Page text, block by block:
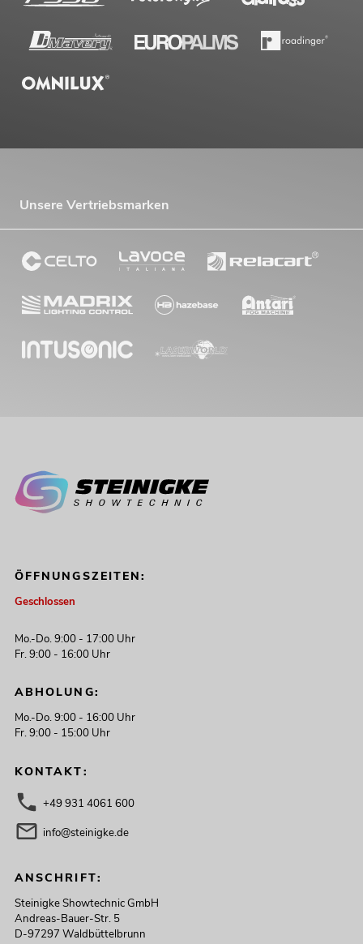
Unsere Vertriebsmarken
ÖFFNUNGSZEITEN:
Geschlossen
Mo.-Do. 9:00 - 17:00 Uhr
Fr. 9:00 - 16:00 Uhr
ABHOLUNG:
Mo.-Do. 9:00 - 16:00 Uhr
Fr. 9:00 - 15:00 Uhr
KONTAKT:
+49 931 4061 600
info@steinigke.de
ANSCHRIFT:
Steinigke Showtechnic GmbH
Andreas-Bauer-Str. 5
D-97297 Waldbüttelbrunn